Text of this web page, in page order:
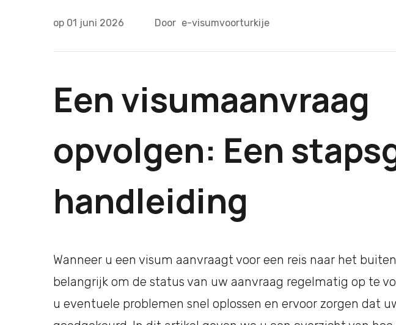
op 01 juni 2026 Door e-visumvoorturkije
Een visumaanvraag
opvolgen: Een
handleiding
Wanneer u een visum aanvraagt voor een reis naar het
belangrijk om de status van uw aanvraag regelmatig op te
u eventuele problemen snel oplossen en ervoor zorgen dat